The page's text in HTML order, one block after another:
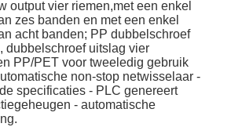
output vier riemen,met een enkel
zes banden en met een enkel
acht banden; PP dubbelschroef
dubbelschroef uitslag vier
PP/PET voor tweeledig gebruik
non-stop netwisselaar -
specificaties - PLC genereert
- automatische